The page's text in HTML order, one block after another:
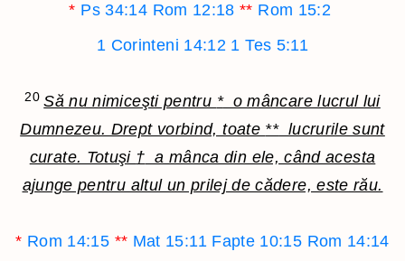
* Ps 34:14 Rom 12:18 ** Rom 15:2
1 Corinteni 14:12 1 Tes 5:11
20 Să nu nimiceşti pentru *o mâncare lucrul lui
Dumnezeu. Drept vorbind, toate **lucrurile sunt
curate. Totuşi † a mânca din ele, când acesta
ajunge pentru altul un prilej de cădere, este rău.
* Rom 14:15 ** Mat 15:11 Fapte 10:15 Rom 14:14